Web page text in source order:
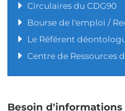
Circulaires du CDG90
Bourse de l'emploi /
Le Référent
Centre de Ressources
Besoin d'informations